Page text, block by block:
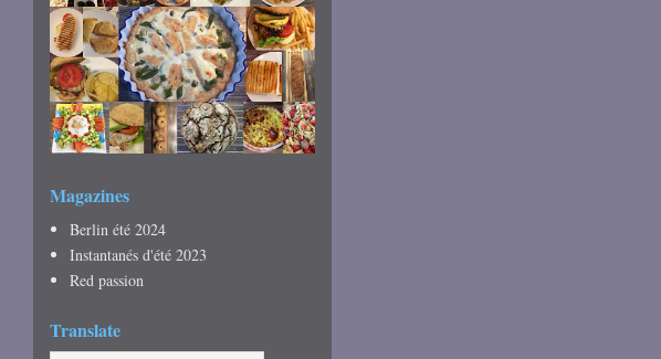
Magazines
Berlin été 2024
Instantanés d'été 2023
Red passion
Translate